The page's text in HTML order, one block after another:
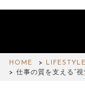
HOME LIFESTYLE
仕事の質を支える“視